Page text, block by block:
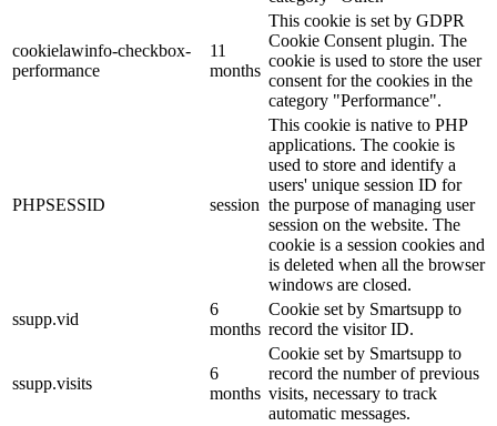
cookielawinfo-checkbox-
performance
11
months
This cookie is set by GDPR
Cookie Consent plugin. The
cookie is used to store the user
consent for the cookies in the
category "Performance".
PHPSESSID session
This cookie is native to PHP
applications. The cookie is
used to store and identify a
users' unique session ID for
the purpose of managing user
session on the website. The
cookie is a session cookies and
is deleted when all the browser
windows are closed.
ssupp.vid
6
months
Cookie set by Smartsupp to
record the visitor ID.
ssupp.visits
6
months
Cookie set by Smartsupp to
record the number of previous
visits, necessary to track
automatic messages.